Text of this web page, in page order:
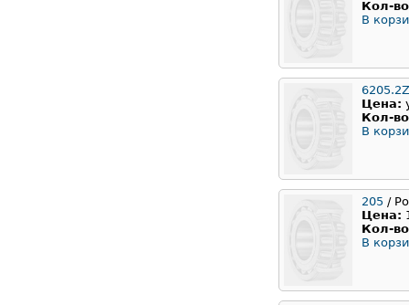
Кол-
В
Цена:
Кол-
В
205 /
Цена:
Кол-
В